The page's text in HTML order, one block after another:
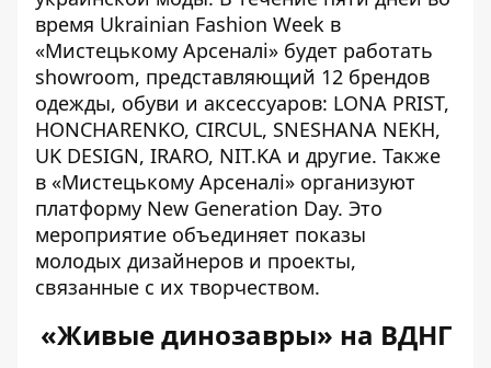
время Ukrainian Fashion Week в
«Мистецькому Арсеналі» будет работать
showroom, представляющий 12 брендов
одежды, обуви и аксессуаров: LONA PRIST,
HONCHARENKO, CIRCUL, SNESHANA NEKH,
UK DESIGN, IRARO, NIT.KA и другие. Также
в «Мистецькому Арсеналі» организуют
платформу New Generation Day. Это
мероприятие объединяет показы
молодых дизайнеров и проекты,
связанные с их творчеством.
«Живые динозавры» на ВДНГ